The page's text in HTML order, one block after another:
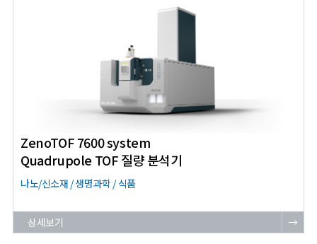
ZenoTOF 7600 system
Quadrupole TOF 질량 분석기
나노/신소재 / 생명과학 / 식품
상세보기 →